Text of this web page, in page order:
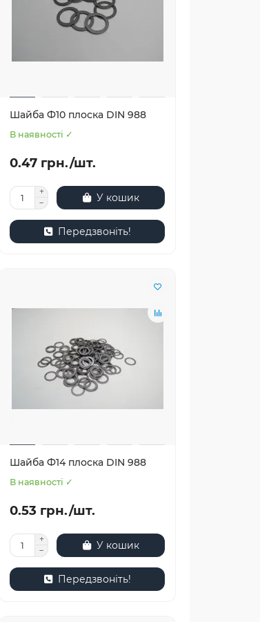
Шайба Ф10 плоска DIN 988
В наявності ✓
0.47 грн./шт.
У кошик
Передзвоніть!
Шайба Ф14 плоска DIN 988
В наявності ✓
0.53 грн./шт.
У кошик
Передзвоніть!